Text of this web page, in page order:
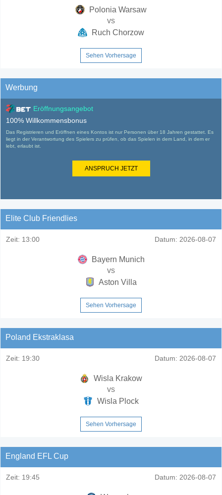
Polonia Warsaw
vs
Ruch Chorzow
Sehen Vorhersage
Werbung
Eröffnungsangebot
100% Willkommensbonus
Das Registrieren und Eröffnen eines Kontos ist nur Personen über 18 Jahren gestattet. Es
liegt in der Verantwortung des Spielers zu prüfen, ob das Spielen in dem Land, in dem er
lebt, erlaubt ist.
ANSPRUCH JETZT
Elite Club Friendlies
Zeit: 13:00 Datum: 2026-08-07
Bayern Munich
vs
Aston Villa
Sehen Vorhersage
Poland Ekstraklasa
Zeit: 19:30 Datum: 2026-08-07
Wisla Krakow
vs
Wisla Plock
Sehen Vorhersage
England EFL Cup
Zeit: 19:45 Datum: 2026-08-07